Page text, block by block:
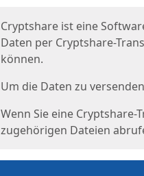
Cryptshare ist eine
Daten per Cryptshare-
können.
Um die Daten zu
Wenn Sie eine
zugehörigen Dateien